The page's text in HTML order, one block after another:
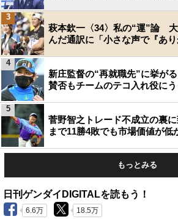
萩本欽一〈34〉私の“運”論
んだ通訳に「小さな声で『あり
3
新庄監督の“再就職先”に挙が
賛否もチームのテコ入れ役に
4
菅野智之トレード不成立の裏
まで11勝4敗でも市場価値が低
5
もっとみる
日刊ゲンダイDIGITALを読もう！
6.6万 18.5万